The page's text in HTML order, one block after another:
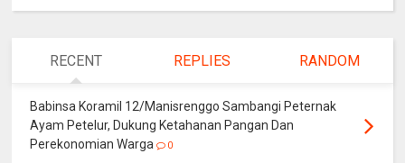
RECENT REPLIES RANDOM
Babinsa Koramil 12/Manisrenggo Sambangi Peternak
Ayam Petelur, Dukung Ketahanan Pangan Dan
Perekonomian Warga
0